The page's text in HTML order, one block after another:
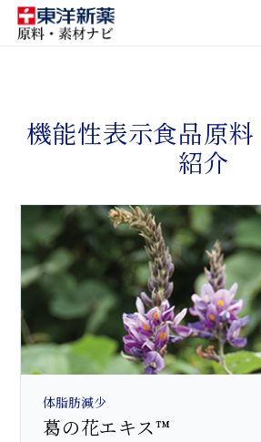
機能性表示食品原
紹介
体脂肪減少
葛の花エキス™